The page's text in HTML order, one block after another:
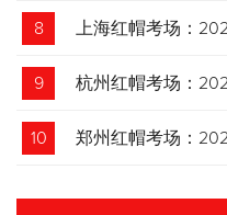
8 上海红帽考场：
9 杭州红帽考场：
10 郑州红帽考场：